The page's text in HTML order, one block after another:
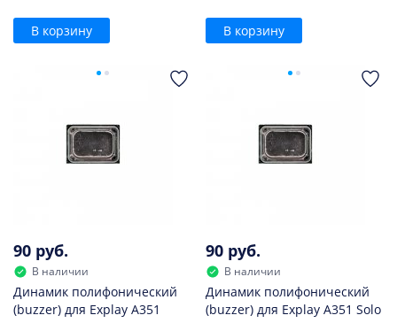
В корзину В корзину
90 руб.
В наличии
Динамик полифонический
(buzzer) для Explay A351
90 руб.
В наличии
Динамик полифонический
(buzzer) для Explay A351 Solo